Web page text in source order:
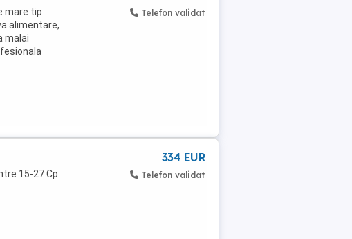
mare tip
alimentare,
malai
Telefon validat
15-27 Cp.
334 EUR
Telefon validat